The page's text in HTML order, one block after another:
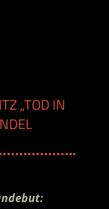
„TOD IN